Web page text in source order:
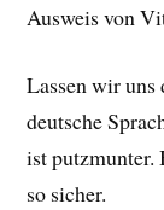
Ausweis von
Lassen wir
deutsche
ist
so sicher.